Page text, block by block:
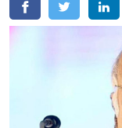
मेरठ
प्रयागराज